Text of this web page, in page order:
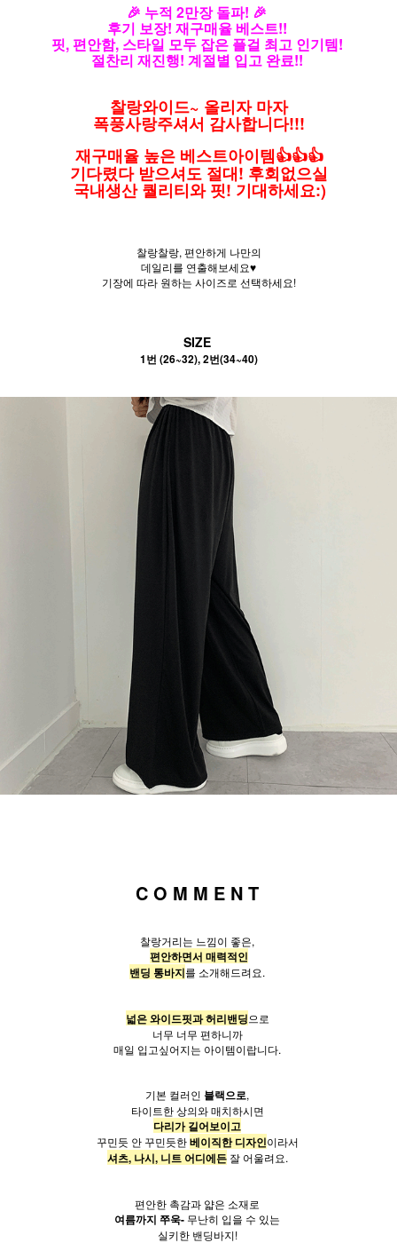
🎉 누적 2만장 돌파! 🎉
후기 보장! 재구매율 베스트!!
핏, 편안함, 스타일 모두 잡은 플걸 최고 인기템!
절찬리 재진행! 계절별 입고 완료!!
찰랑와이드~ 올리자 마자
폭풍사랑주셔서 감사합니다!!!
재구매율 높은 베스트아이템👍👍👍
기다렸다 받으셔도 절대! 후회없으실
국내생산 퀄리티와 핏! 기대하세요:)
찰랑찰랑, 편안하게 나만의
데일리를 연출해보세요♥
기장에 따라 원하는 사이즈로 선택하세요!
SIZE
1번 (26~32), 2번(34~40)
C O M M E N T
찰랑거리는 느낌이 좋은,
편안하면서 매력적인
밴딩 통바지를 소개해드려요.
넓은 와이드핏과 허리밴딩으로
너무 너무 편하니까
매일 입고싶어지는 아이템이랍니다.
기본 컬러인 블랙으로,
타이트한 상의와 매치하시면
다리가 길어보이고
꾸민듯 안 꾸민듯한베이직한 디자인이라서
셔츠, 나시, 니트 어디에든잘 어울려요.
편안한 촉감과 얇은 소재로
여름까지 쭈욱- 무난히 입을 수 있는
실키한 밴딩바지!